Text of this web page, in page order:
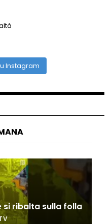
a Mogadiscio, aereo
Instagram
si ribalta sulla folla